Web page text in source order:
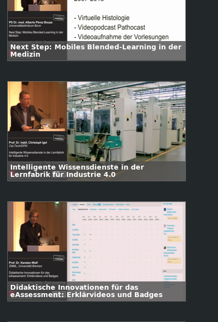
Next Step: Mobiles Blended-Learning in der
Medizin
Intelligente Wissensdienste in der
Lernfabrik für Industrie 4.0
Didaktische Innovationen für das
eAssessment: Erklärvideos und Badges